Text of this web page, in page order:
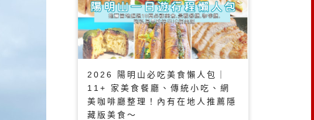
2026 陽明山必吃美食懶人包｜
11+ 家美食餐廳、傳統小吃、網
美咖啡廳整理！內有在地人推薦隱
藏版美食～